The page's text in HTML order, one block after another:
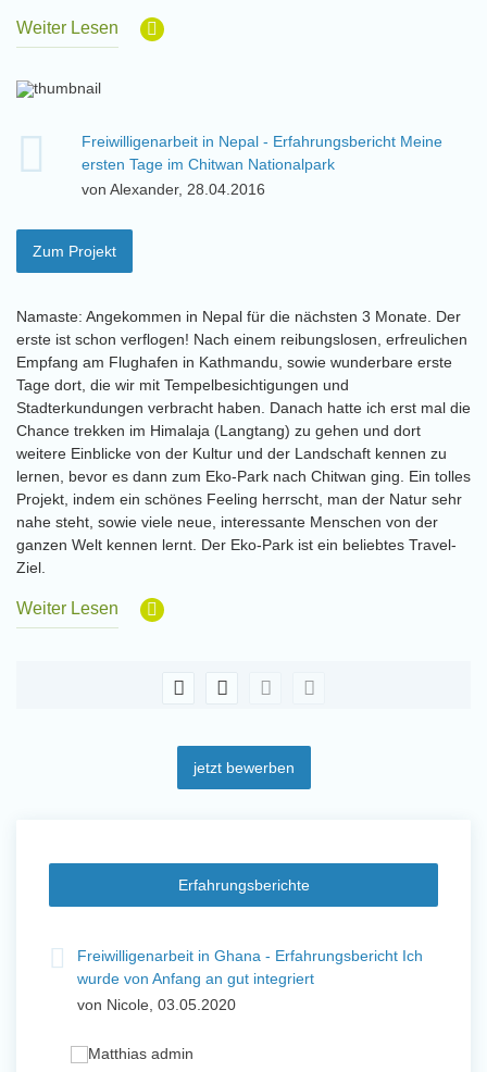
Weiter Lesen
Freiwilligenarbeit in Nepal - Erfahrungsbericht Meine
ersten Tage im Chitwan Nationalpark
von Alexander, 28.04.2016
Zum Projekt
Namaste: Angekommen in Nepal für die nächsten 3 Monate. Der
erste ist schon verflogen! Nach einem reibungslosen, erfreulichen
Empfang am Flughafen in Kathmandu, sowie wunderbare erste
Tage dort, die wir mit Tempelbesichtigungen und
Stadterkundungen verbracht haben. Danach hatte ich erst mal die
Chance trekken im Himalaja (Langtang) zu gehen und dort
weitere Einblicke von der Kultur und der Landschaft kennen zu
lernen, bevor es dann zum Eko-Park nach Chitwan ging. Ein tolles
Projekt, indem ein schönes Feeling herrscht, man der Natur sehr
nahe steht, sowie viele neue, interessante Menschen von der
ganzen Welt kennen lernt. Der Eko-Park ist ein beliebtes Travel-
Ziel.
Weiter Lesen
jetzt bewerben
Erfahrungsberichte
Freiwilligenarbeit in Ghana - Erfahrungsbericht Ich
wurde von Anfang an gut integriert
von Nicole, 03.05.2020